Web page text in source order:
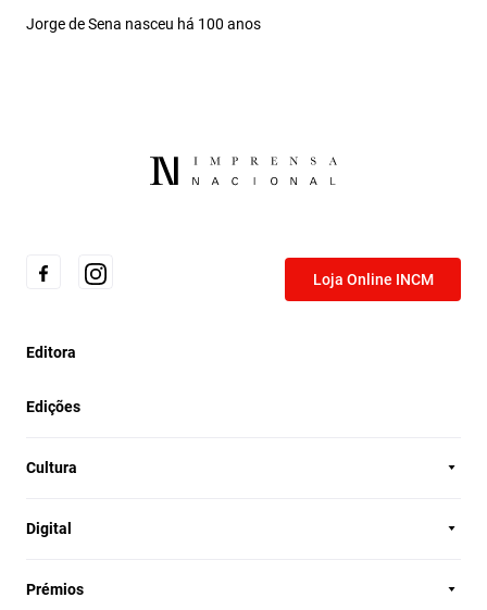
Jorge de Sena nasceu há 100 anos
Loja Online INCM
Editora
Edições
Cultura
Digital
Prémios